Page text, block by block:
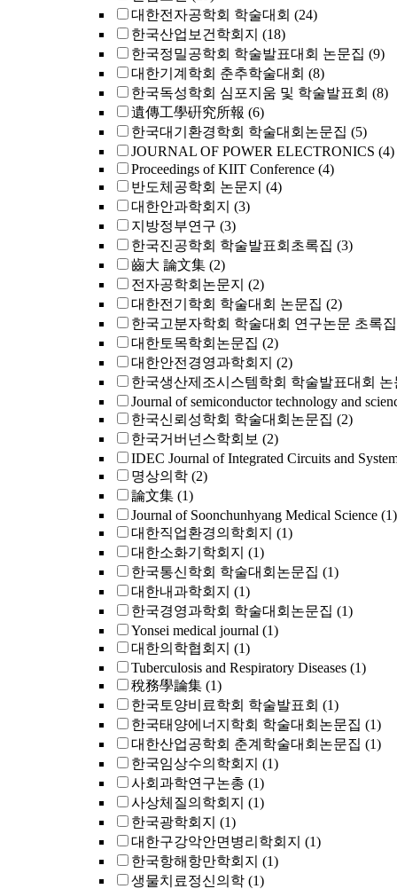
대한전자공학회 학술대회 (24)
한국산업보건학회지 (18)
한국정밀공학회 학술발표대회 논문집 (9)
대한기계학회 춘추학술대회 (8)
한국독성학회 심포지움 및 학술발표회 (8)
遺傳工學硏究所報 (6)
한국대기환경학회 학술대회논문집 (5)
JOURNAL OF POWER ELECTRONICS (4)
Proceedings of KIIT Conference (4)
반도체공학회 논문지 (4)
대한안과학회지 (3)
지방정부연구 (3)
한국진공학회 학술발표회초록집 (3)
齒大 論文集 (2)
전자공학회논문지 (2)
대한전기학회 학술대회 논문집 (2)
한국고분자학회 학술대회 연구논문 초록집
대한토목학회논문집 (2)
대한안전경영과학회지 (2)
한국생산제조시스템학회 학술발표대회 논
Journal of semiconductor technology and
한국신뢰성학회 학술대회논문집 (2)
한국거버넌스학회보 (2)
IDEC Journal of Integrated Circuits and
명상의학 (2)
論文集 (1)
Journal of Soonchunhyang Medical Science (1)
대한직업환경의학회지 (1)
대한소화기학회지 (1)
한국통신학회 학술대회논문집 (1)
대한내과학회지 (1)
한국경영과학회 학술대회논문집 (1)
Yonsei medical journal (1)
대한의학협회지 (1)
Tuberculosis and Respiratory Diseases (1)
稅務學論集 (1)
한국토양비료학회 학술발표회 (1)
한국태양에너지학회 학술대회논문집 (1)
대한산업공학회 춘계학술대회논문집 (1)
한국임상수의학회지 (1)
사회과학연구논총 (1)
사상체질의학회지 (1)
한국광학회지 (1)
대한구강악안면병리학회지 (1)
한국항해항만학회지 (1)
생물치료정신의학 (1)